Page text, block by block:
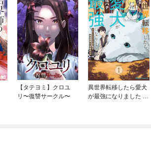
【タテヨミ】クロユ
リ〜復讐サークル〜
異世界転移したら愛犬
が最強になりました ～